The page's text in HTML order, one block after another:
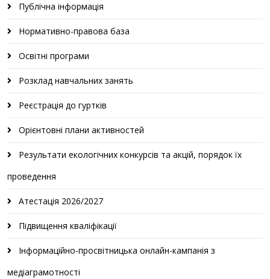
Публічна інформація
Нормативно-правова база
Освітні програми
Розклад навчальних занять
Реєстрація до гуртків
Орієнтовні плани активностей
Результати екологічних конкурсів та акцій, порядок їх
проведення
Атестація 2026/2027
Підвищення кваліфікації
Інформаційно-просвітницька онлайн-кампанія з
медіаграмотності